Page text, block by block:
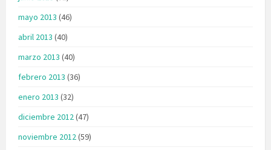
mayo 2013 (46)
abril 2013 (40)
marzo 2013 (40)
febrero 2013 (36)
enero 2013 (32)
diciembre 2012(47)
noviembre 2012(59)